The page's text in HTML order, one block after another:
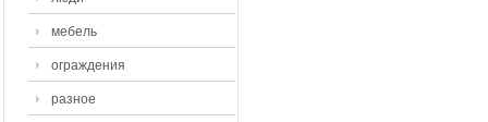
мебель
ограждения
разное